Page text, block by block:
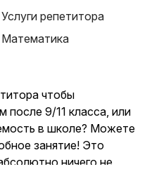
Услуги репетитора
Математика
чтобы
после 9/11 класса, или
в школе? Можете
занятие! Это
ничего не